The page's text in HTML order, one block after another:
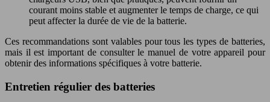
courant moins stable et augmenter le temps de charge, ce qui
peut affecter la durée de vie de la batterie.
Ces recommandations sont valables pour tous les types de batteries,
mais il est important de consulter le manuel de votre appareil pour
obtenir des informations spécifiques à votre batterie.
Entretien régulier des batteries